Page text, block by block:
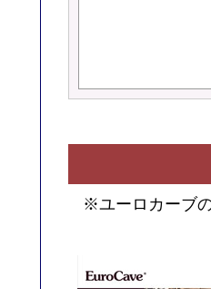
※ユーロカーブ